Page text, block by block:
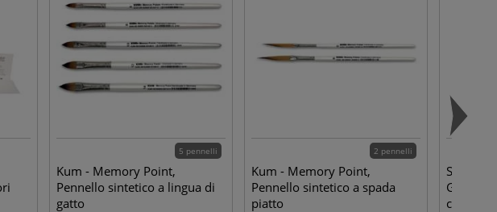
5 pennelli
Kum - Memory Point,
Pennello sintetico a lingua di
gatto
2 pennelli
Kum - Memory Point,
Pennello sintetico a spada
piatto